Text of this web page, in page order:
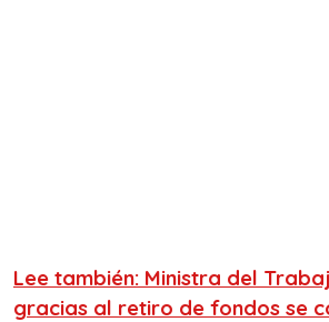
Lee también: Ministra del
gracias al retiro de fondos se